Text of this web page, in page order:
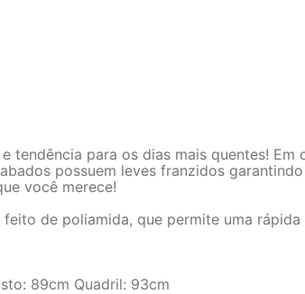
tendência para os dias mais quentes!
possuem leves franzidos
você merece!
de poliamida, que permite uma
89cm Quadril: 93cm